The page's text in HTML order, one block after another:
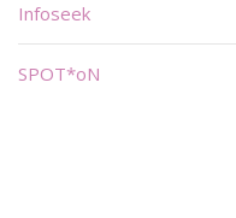
Infoseek
SPOT*oN